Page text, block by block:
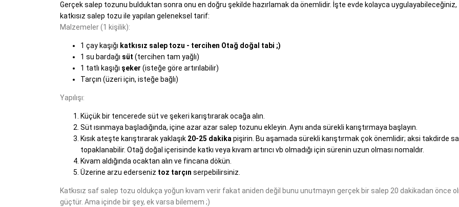
Gerçek salep tozunu bulduktan sonra onu en doğru şekilde hazırlamak da önemlidir. İşte evde kolayca uygulayabileceğiniz,
katkısız salep tozu ile yapılan geleneksel tarif:
Malzemeler (1 kişilik):
1 çay kaşığı katkısız salep tozu - tercihen Otağ doğal tabi ;)
1 su bardağı süt (tercihen tam yağlı)
1 tatlı kaşığı şeker (isteğe göre artırılabilir)
Tarçın (üzeri için, isteğe bağlı)
Yapılışı:
Küçük bir tencerede süt ve şekeri karıştırarak ocağa alın.
Süt ısınmaya başladığında, içine azar azar salep tozunu ekleyin. Aynı anda sürekli karıştırmaya başlayın.
Kısık ateşte karıştırarak yaklaşık 20-25 dakikapişirin. Bu aşamada sürekli karıştırmak çok önemlidir; aksi takdirde
topaklanabilir. Otağ doğal içerisinde katkı veya kıvam artırıcı vb olmadığı için sürenin uzun olması nomaldır.
Kıvam aldığında ocaktan alın ve fincana dökün.
Üzerine arzu ederseniz toz tarçın serpebilirsiniz.
Katkısız saf salep tozu oldukça yoğun kıvam verir fakat aniden değil bunu unutmayın gerçek bir salep 20 dakikadan önce
güçtür. Ama içinde bir şey, ek varsa bilemem ;)